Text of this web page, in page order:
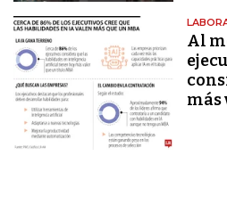
Al
más